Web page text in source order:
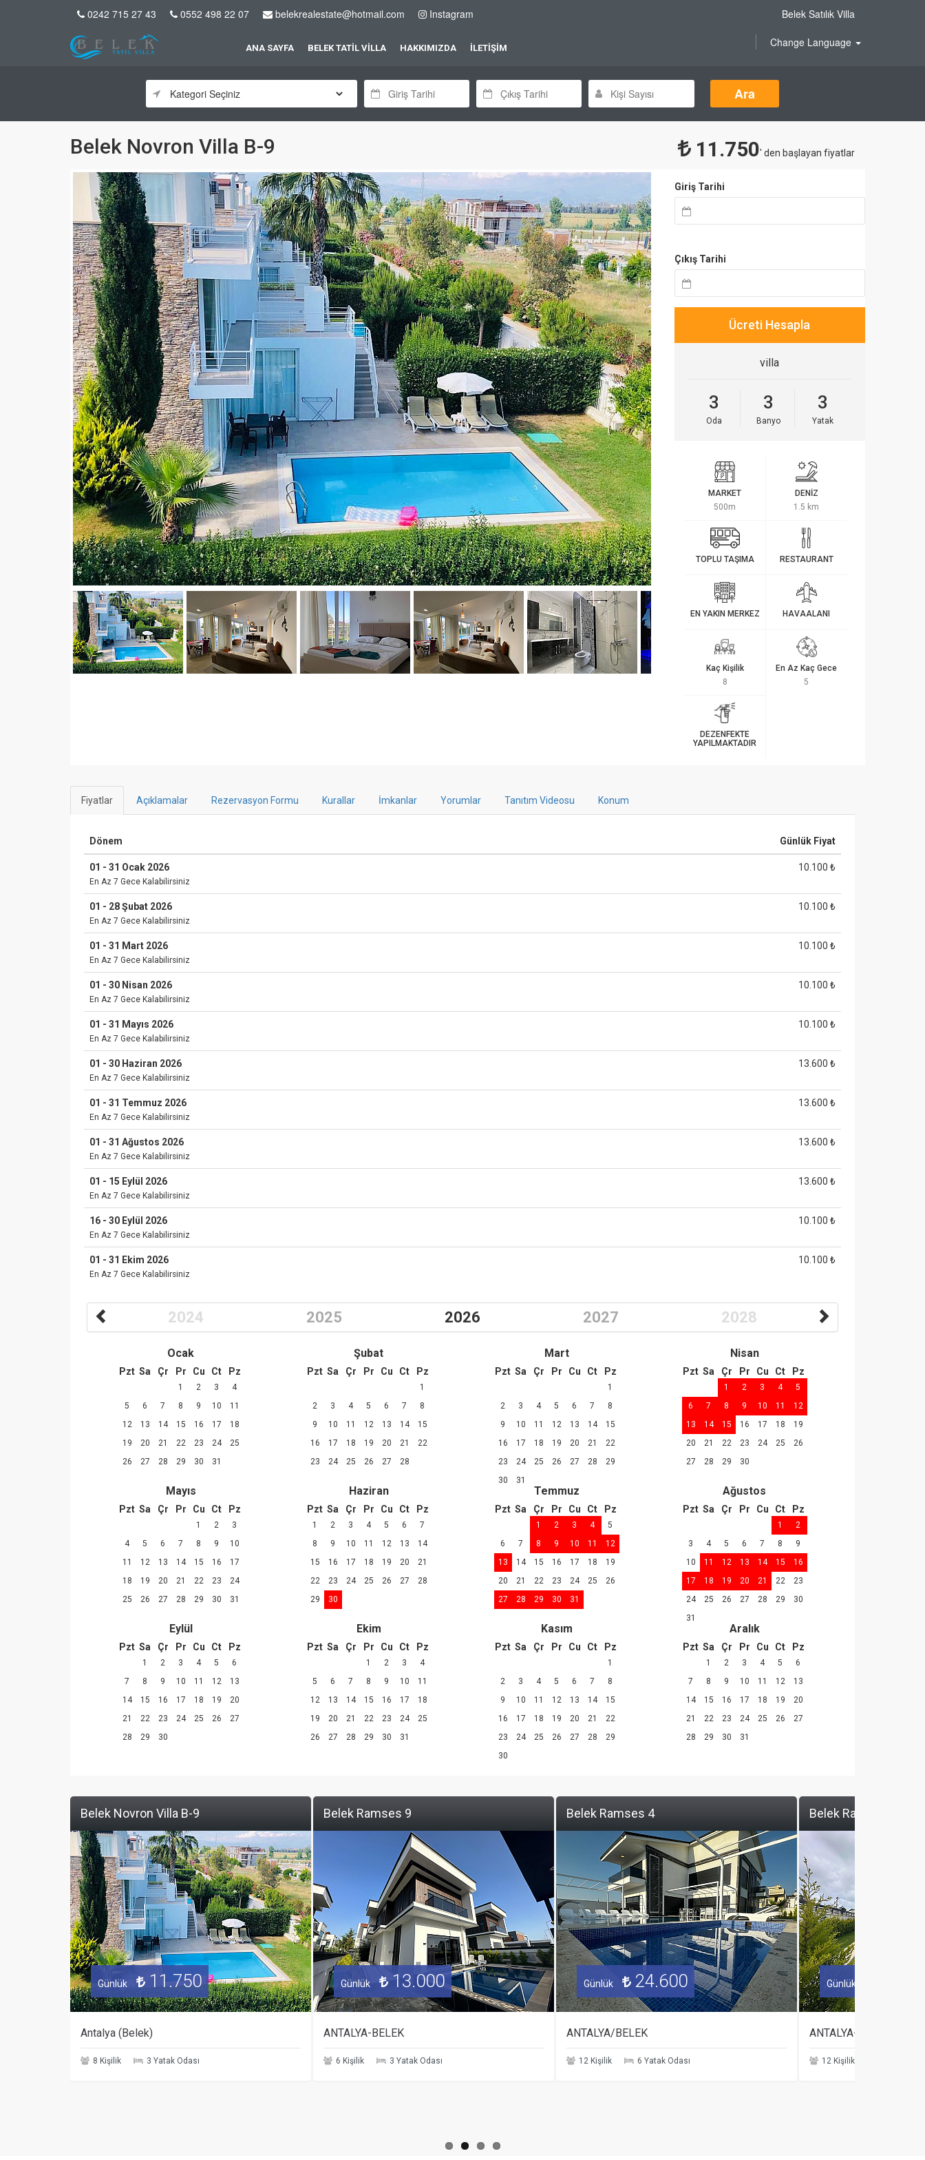
0242 715 27 43 0552 498 22 07 belekrealestate@hotmail.com Instagram Belek Satılık Villa
ANA SAYFA BELEK TATİL VİLLA HAKKIMIZDA İLETİŞİM Change Language
Ara
Belek Novron Villa B-9 11.750' den başlayan fiyatlar
Giriş Tarihi
Çıkış Tarihi
Ücreti Hesapla
villa
3
Oda
3
Banyo
3
Yatak
MARKET
500m
DENİZ
1.5 km
TOPLU TAŞIMA RESTAURANT
EN YAKIN MERKEZ HAVAALANI
Kaç Kişilik
8
En Az Kaç Gece
5
DEZENFEKTE
YAPILMAKTADIR
Fiyatlar Açıklamalar Rezervasyon Formu Kurallar İmkanlar Yorumlar Tanıtım Videosu Konum
Dönem Günlük Fiyat
01 - 31 Ocak 2026
En Az 7 Gece Kalabilirsiniz
10.100 ₺
01 - 28 Şubat 2026
En Az 7 Gece Kalabilirsiniz
10.100 ₺
01 - 31 Mart 2026
En Az 7 Gece Kalabilirsiniz
10.100 ₺
01 - 30 Nisan 2026
En Az 7 Gece Kalabilirsiniz
10.100 ₺
01 - 31 Mayıs 2026
En Az 7 Gece Kalabilirsiniz
10.100 ₺
01 - 30 Haziran 2026
En Az 7 Gece Kalabilirsiniz
13.600 ₺
01 - 31 Temmuz 2026
En Az 7 Gece Kalabilirsiniz
13.600 ₺
01 - 31 Ağustos 2026
En Az 7 Gece Kalabilirsiniz
13.600 ₺
01 - 15 Eylül 2026
En Az 7 Gece Kalabilirsiniz
13.600 ₺
16 - 30 Eylül 2026
En Az 7 Gece Kalabilirsiniz
10.100 ₺
01 - 31 Ekim 2026
En Az 7 Gece Kalabilirsiniz
10.100 ₺
2024 2025 2026 2027 2028
Ocak
Pzt Sa Çr Pr Cu Ct Pz
1 2 3
4
5
6 7 8 9 10
11
12
13 14 15 16 17
18
19
20 21 22 23 24
25
26
27 28 29 30 31
Şubat
Pzt Sa Çr Pr Cu Ct Pz
1
2
3 4 5 6 7
8
9
10 11 12 13 14
15
16
17 18 19 20 21
22
23
24 25 26 27 28
Mart
Pzt Sa Çr Pr Cu Ct Pz
1
2
3 4 5 6 7
8
9
10 11 12 13 14
15
16
17 18 19 20 21
22
23
24 25 26 27 28
29
30
31
Nisan
Pzt Sa Çr Pr Cu Ct Pz
1 2 3 4
5
6
7 8 9 10 11
12
13
14 15 16 17 18
19
20
21 22 23 24 25
26
27
28 29 30
Mayıs
Pzt Sa Çr Pr Cu Ct Pz
1 2
3
4
5 6 7 8 9
10
11
12 13 14 15 16
17
18
19 20 21 22 23
24
25
26 27 28 29 30 31
Haziran
Pzt Sa Çr Pr Cu Ct Pz
1 2 3 4 5 6
7
8
9 10 11 12 13
14
15
16 17 18 19 20
21
22
23 24 25 26 27
28
29
30
Temmuz
Pzt Sa Çr Pr Cu Ct Pz
1 2 3 4
5
6
7 8 9 10 11
12
13
14 15 16 17 18
19
20
21 22 23 24 25
26
27
28 29 30 31
Ağustos
Pzt Sa Çr Pr Cu Ct Pz
1
2
3
4 5 6 7 8
9
10
11 12 13 14 15
16
17
18 19 20 21 22
23
24
25 26 27 28 29
30
31
Eylül
Pzt Sa Çr Pr Cu Ct Pz
1 2 3 4 5
6
7
8 9 10 11 12
13
14
15 16 17 18 19
20
21
22 23 24 25 26
27
28
29 30
Ekim
Pzt Sa Çr Pr Cu Ct Pz
1 2 3
4
5
6 7 8 9 10
11
12
13 14 15 16 17
18
19
20 21 22 23 24
25
26
27 28 29 30 31
Kasım
Pzt Sa Çr Pr Cu Ct Pz
1
2
3 4 5 6 7
8
9
10 11 12 13 14
15
16
17 18 19 20 21
22
23
24 25 26 27 28
29
30
Aralık
Pzt Sa Çr Pr Cu Ct Pz
1 2 3 4 5
6
7
8 9 10 11 12
13
14
15 16 17 18 19
20
21
22 23 24 25 26
27
28
29 30 31
Belek Novron Villa B-9
Günlük 11.750
Antalya (Belek)
8 Kişilik 3 Yatak Odası
Belek Ramses 9
Günlük 13.000
ANTALYA-BELEK
6 Kişilik 3 Yatak Odası
Belek Ramses 4
Günlük 24.600
ANTALYA/BELEK
12 Kişilik 6 Yatak Odası
Belek Ramses 5
Günlük
ANTALYA-BELEK
12 Kişilik